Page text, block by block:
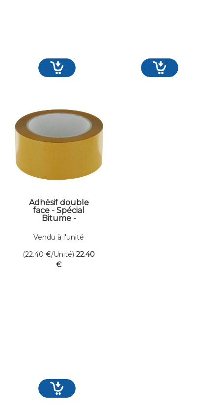
Adhésif double
face - Spécial
Bitume -
Long.25ml
Vendu à l'unité
(22.40 €/Unité) 22.40
€